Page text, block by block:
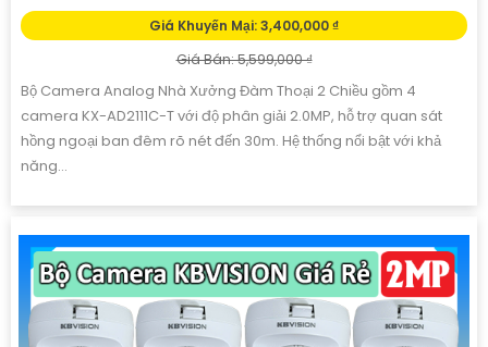
Giá Khuyến Mại: 3,400,000 ₫
Giá Bán: 5,599,000 ₫
Bộ Camera Analog Nhà Xưởng Đàm Thoại 2 Chiều gồm 4
camera KX-AD2111C-T với độ phân giải 2.0MP, hỗ trợ quan sát
hồng ngoại ban đêm rõ nét đến 30m. Hệ thống nổi bật với khả
năng...